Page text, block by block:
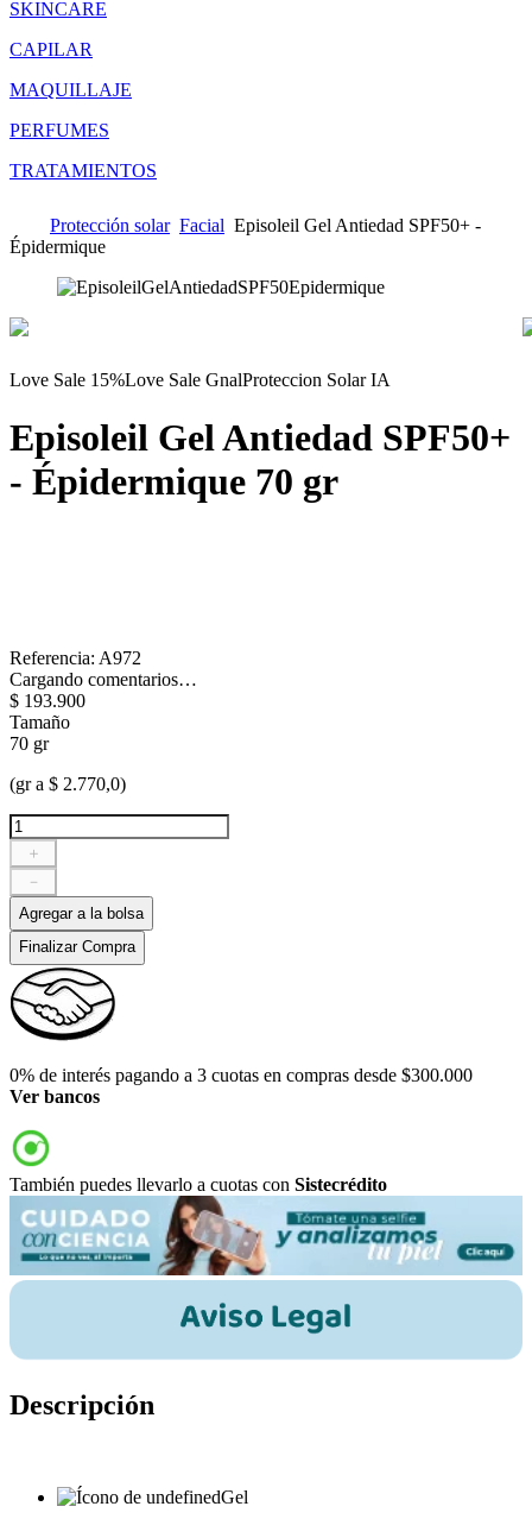
SKINCARE
CAPILAR
MAQUILLAJE
PERFUMES
TRATAMIENTOS
Protección solar Facial Episoleil Gel Antiedad SPF50+ -
Épidermique
Love Sale 15%Love Sale GnalProteccion Solar IA
Episoleil Gel Antiedad SPF50+
- Épidermique 70 gr
Referencia: A972
Cargando comentarios…
$ 193.900
Tamaño
70 gr
(gr a $ 2.770,0)
＋
－
Agregar a la bolsa
Finalizar Compra
0% de interés pagando a 3 cuotas en compras desde $300.000
Ver bancos
También puedes llevarlo a cuotas con Sistecrédito
Descripción
Gel